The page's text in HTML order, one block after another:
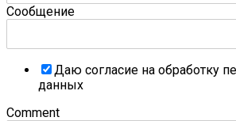
Сообщение
Даю согласие на обработку
данных
Comment